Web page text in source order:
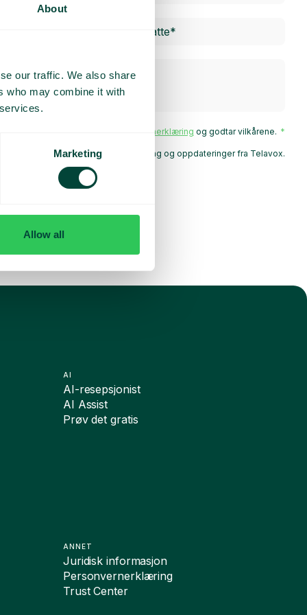
About
our traffic. We also share
who may combine it with
Marketing
Allow all
personvernerklæring og godtar vilkårene.
Jeg samtykker til å motta markedsføring og oppdateringer fra Telavox.
Send inn
AI
AI-resepsjonist
AI Assist
Prøv det gratis
ANNET
Juridisk informasjon
Personvernerklæring
Trust Center